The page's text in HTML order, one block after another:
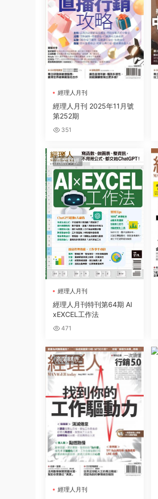
經理人月刊
經理人月刊 2025年11月號
第252期
351
商業财經
經理人月刊
經理人月刊特刊第64期 AI
xEXCEL工作法
471
商業财經
經理人月刊